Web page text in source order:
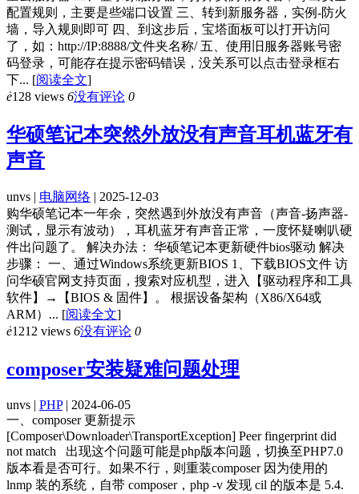
配置规则，主要是些端口设置 三、转到新服务器，实例-防火
墙，导入规则即可 四、到这步后，宝塔面板可以打开访问
了，如：http://IP:8888/文件夹名称/ 五、使用旧服务器账号密
码登录，可能存在提示密码错误，没关系可以点击登录框右
下... [阅读全文]
ė128 views 6没有评论 0
华硕笔记本突然外放没有声音耳机蓝牙有
声音
unvs | 电脑网络 | 2025-12-03
购华硕笔记本一年余，突然遇到外放没有声音（声音-扬声器-
测试，显示有波动），耳机蓝牙有声音正常，一度怀疑喇叭硬
件出问题了。 解决办法： 华硕笔记本更新硬件bios驱动 解决
步骤： 一、通过Windows系统更新BIOS 1、下载BIOS文件 访
问华硕官网支持页面，搜索对应机型，进入【驱动程序和工具
软件】→【BIOS & 固件】。 根据设备架构（X86/X64或
ARM）... [阅读全文]
ė1212 views 6没有评论 0
composer安装疑难问题处理
unvs | PHP| 2024-06-05
一、composer 更新提示
[Composer\Downloader\TransportException] Peer fingerprint did
not match 出现这个问题可能是php版本问题，切换至PHP7.0
版本看是否可行。如果不行，则重装composer 因为使用的
lnmp 装的系统，自带 composer，php -v 发现 cil 的版本是 5.4.